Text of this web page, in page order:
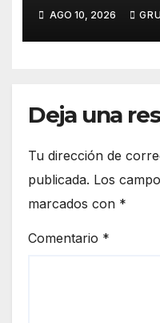
del grupo
convivencia
Antequera
AGO 10, 2026
Deja una
Tu dirección de
publicada. Los
marcados con *
Comentario *